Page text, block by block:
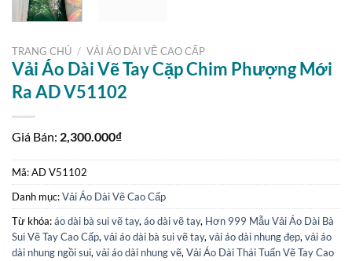
TRANG CHỦ / VẢI ÁO DÀI VẼ CAO CẤP
Vải Áo Dài Vẽ Tay Cặp Chim Phượng Mới
Ra AD V51102
Giá Bán: 2,300.000₫
Mã:AD V51102
Danh mục:Vải Áo Dài Vẽ Cao Cấp
Từ khóa:áo dài bà sui vẽ tay, áo dài vẽ tay, Hơn 999 Mẫu Vải Áo Dài Bà
Sui Vẽ Tay Cao Cấp, vải áo dài bà sui vẽ tay, vải áo dài nhung đẹp, vải áo
dài nhung ngồi sui, vải áo dài nhung vẽ, Vải Áo Dài Thái Tuấn Vẽ Tay Cao